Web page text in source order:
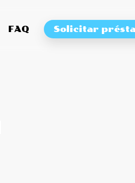
FAQ Solicitar